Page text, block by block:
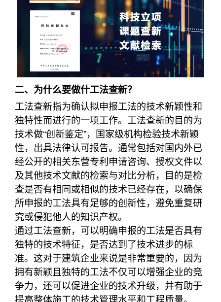
二、为什么要做什工法查新？
工法查新指为确认拟申报工法的技术新颖性和
独特性而进行的一项工作。工法查新的目的为
技术做“创新鉴定”，国家级机构检验技术新颖
性，出具法律认可报告。通常包括对国内外已
经公开的相关东营专利申请咨询、授权文件以
及其他技术文献的检索与对比分析，目的是检
查是否有相同或相似的技术已经存在，以确保
所申报的工法具有足够的创新性，避免重复研
究或侵犯他人的知识产权。
通过工法查新，可以明确申报的工法是否具有
独特的技术特征，是否达到了技术进步的标
准。这对于建筑企业来说是非常重要的，因为
拥有新颖且独特的工法不仅可以增强企业的竞
争力，还可以促进企业的技术升级，并有助于
提高整体施工的技术管理水平和工程质量。